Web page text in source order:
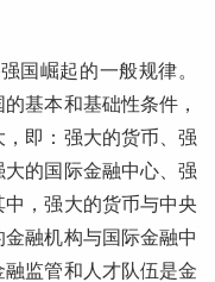
国崛起的一般规律。
基本和基础性条件，
即：强大的货币、强
的国际金融中心、强
，强大的货币与中央
融机构与国际金融中
监管和人才队伍是金